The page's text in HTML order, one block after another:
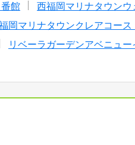
館
西福岡マリナタウンウ
岡マリナタウンクレアコース
リベーラガーデンアベニュー